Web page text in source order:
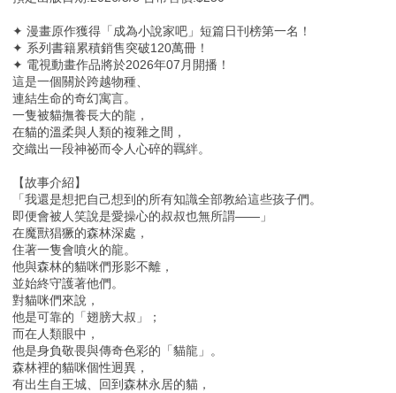
✦ 漫畫原作獲得「成為小說家吧」短篇日刊榜第一名！
✦ 系列書籍累積銷售突破120萬冊！
✦ 電視動畫作品將於2026年07月開播！
這是一個關於跨越物種、
連結生命的奇幻寓言。
一隻被貓撫養長大的龍，
在貓的溫柔與人類的複雜之間，
交織出一段神祕而令人心碎的羈絆。
【故事介紹】
「我還是想把自己想到的所有知識全部教給這些孩子們。
即便會被人笑說是愛操心的叔叔也無所謂——」
在魔獸猖獗的森林深處，
住著一隻會噴火的龍。
他與森林的貓咪們形影不離，
並始終守護著他們。
對貓咪們來說，
他是可靠的「翅膀大叔」；
而在人類眼中，
他是身負敬畏與傳奇色彩的「貓龍」。
森林裡的貓咪個性迥異，
有出生自王城、回到森林永居的貓，